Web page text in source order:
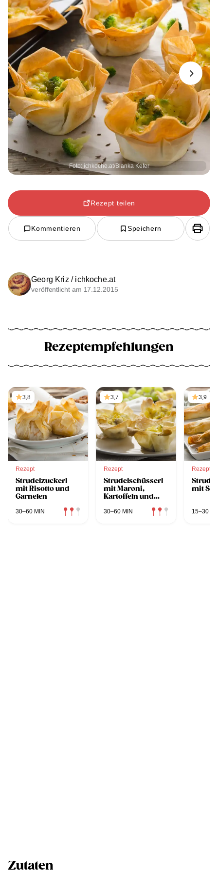
Foto: ichkoche.at/Blanka Kefer
Next
Rezept teilen
Kommentieren Speichern
Georg Kriz / ichkoche.at
veröffentlicht am 17.12.2015
Rezeptempfehlungen
3,8
Rezept
Strudelzuckerl
mit Risotto und
Garnelen
30–60 MIN
3,7
Rezept
Strudelschüsserl
mit Maroni,
Kartoffeln und
30–60 MIN
3,9
Rezept
mit
15–30
Zutaten